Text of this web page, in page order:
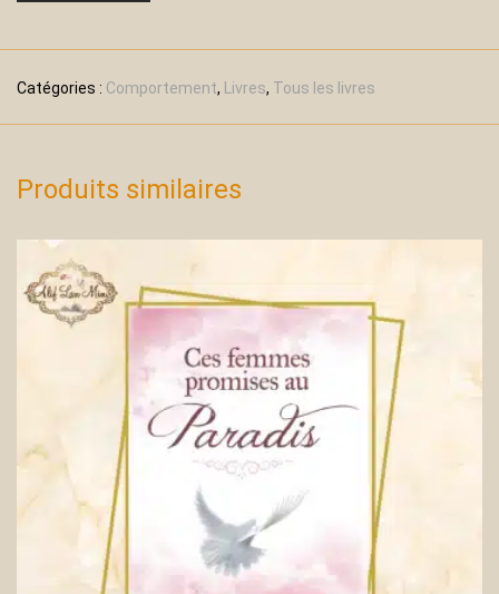
Catégories : Comportement, Livres, Tous les livres
Produits similaires